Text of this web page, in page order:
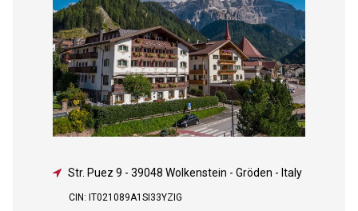
Str. Puez 9 - 39048 Wolkenstein - Gröden - Italy
CIN: IT021089A1SI33YZIG